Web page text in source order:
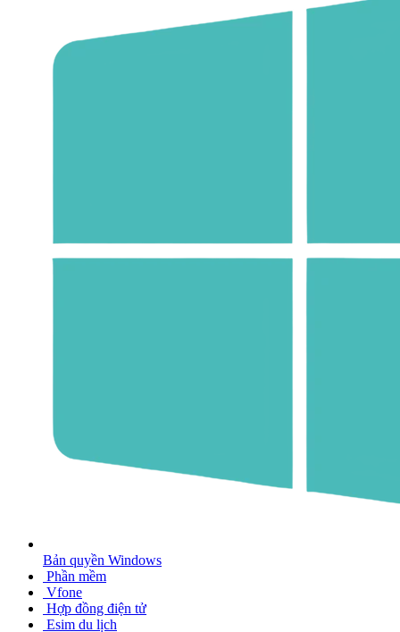
Bản quyền Windows
Phần mềm
Vfone
Hợp đồng điện tử
Esim du lịch